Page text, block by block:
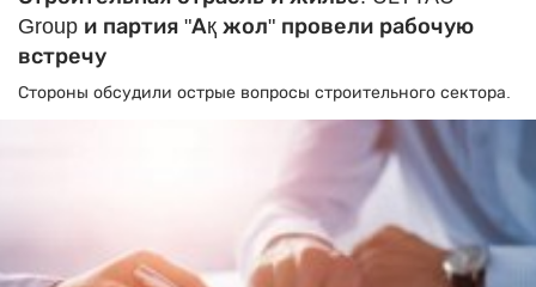
Group и партия "Ақ жол" провели рабочую
встречу
Стороны обсудили острые вопросы строительного сектора.